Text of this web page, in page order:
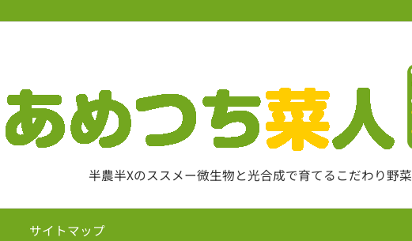
半農半Xのススメー微生物と光合成で育てるこだわり野菜
サイトマップ